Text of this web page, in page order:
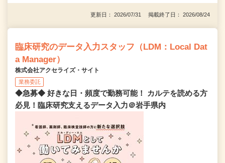
更新日： 2026/07/31 掲載終了日： 2026/08/24
臨床研究のデータ入力スタッフ（LDM：Local Dat
a Manager）
株式会社アクセライズ・サイト
業務委託
◆急募◆ 好きな日・頻度で勤務可能！ カルテを読める方
必見！臨床研究支えるデータ入力＠岩手県内